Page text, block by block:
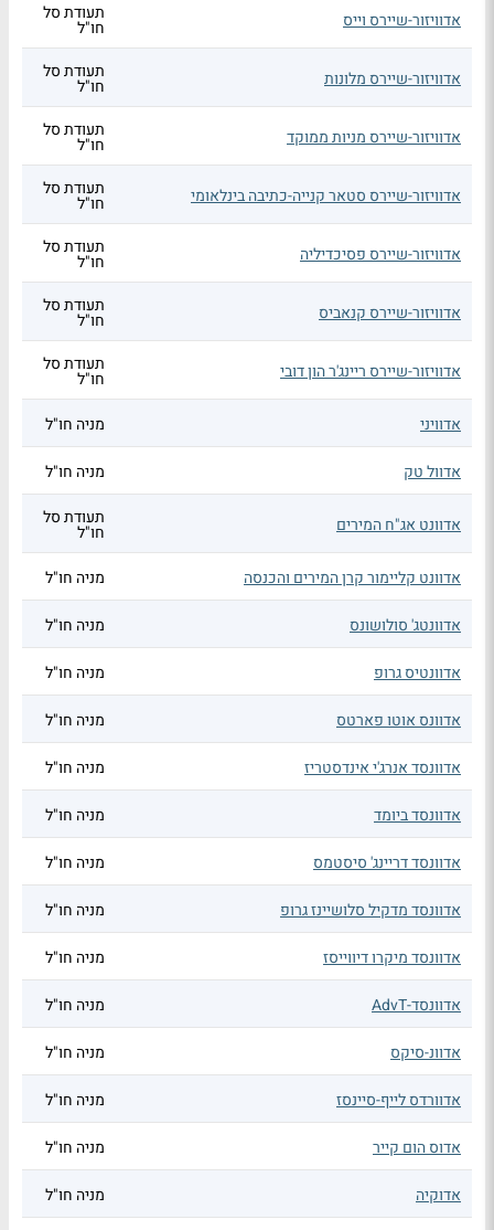
אדוויזור-שיירס וייס תעודת סל
חו"ל
אדוויזור-שיירס מלונות תעודת סל
חו"ל
אדוויזור-שיירס מניות ממוקד תעודת סל
חו"ל
אדוויזור-שיירס סטאר קנייה-כתיבה בינלאומי תעודת סל
חו"ל
אדוויזור-שיירס פסיכדיליה תעודת סל
חו"ל
אדוויזור-שיירס קנאביס תעודת סל
חו"ל
אדוויזור-שיירס ריינג'ר הון דובי תעודת סל
חו"ל
אדוויני
מניה חו"ל
אדוול טק מניה חו"ל
אדוונט אג"ח המירים תעודת סל
חו"ל
אדוונט קליימור קרן המירים והכנסה
מניה חו"ל
אדוונטג' סולושונס מניה חו"ל
אדוונטיס גרופ מניה חו"ל
אדוונס אוטו פארטס מניה חו"ל
אדוונסד אנרג'י אינדסטריז מניה חו"ל
אדוונסד ביומד מניה חו"ל
אדוונסד דריינג' סיסטמס מניה חו"ל
אדוונסד מדקיל סלושיינז גרופ מניה חו"ל
אדוונסד מיקרו דיווייסז מניה חו"ל
אדוונסד-AdvT מניה חו"ל
אדוונ-סיקס מניה חו"ל
אדוורדס לייף-סיינסז מניה חו"ל
אדוס הום קייר מניה חו"ל
אדוקיה מניה חו"ל